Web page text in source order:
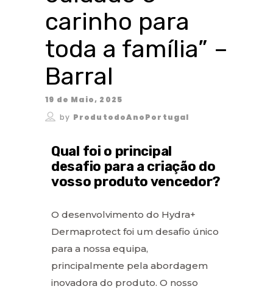
carinho para
toda a família” –
Barral
19 de Maio, 2025
by ProdutodoAnoPortugal
Qual foi o principal
desafio para a criação do
vosso produto vencedor?
O desenvolvimento do Hydra+
Dermaprotect foi um desafio único
para a nossa equipa,
principalmente pela abordagem
inovadora do produto. O nosso